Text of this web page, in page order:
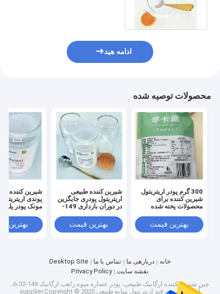
تماس با ما
اخبار
همه موارد
شیرین کننده طبیعی اریتریتول
شیرین کننده ارگانیک اریتریتول
ادامه هید
محصولات توصیه شده
300 گرم پودر اریتریتول
شیرین کننده برای
محصولات پخته شده
بهترین قیمت
شیرین کننده طبیعی
اریتریتول پودری جایگزین
در دوران بارداری 149-
بهترین قیمت
پوندی
مونک پودر
بهترین
خانه دربارهی ما تماس با ما
Desktop Site
نقشه سایت
Privacy Policy
چین شیرین کننده ارگانیک طبیعی، پودر عصاره میوه راهب ارگانیک 149-32-6،
آب نبات بدون قند اریتریتول منابع طبیعی supplier.Copyright © 2025